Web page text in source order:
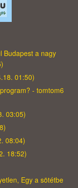
Budapest a nagy
01:50)
- tomtom6
03:05)
08:04)
18:52)
Egy a sötétbe